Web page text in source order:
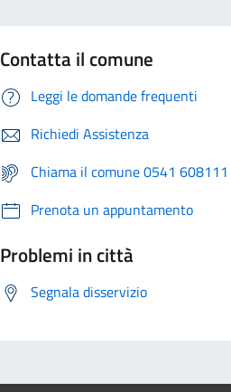
Contatta il comune
Leggi le domande frequenti
Richiedi Assistenza
Chiama il comune 0541 608111
Prenota un appuntamento
Problemi in città
Segnala disservizio